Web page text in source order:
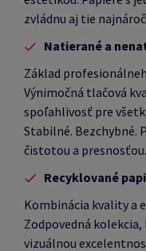
zvládnu aj tie
Natierané a
Základ
Výnimočná tlačová
spoľahlivosť pre
Stabilné. Bezchybné.
čistotou a presnosťou.
Recyklované
Kombinácia kvality a
Zodpovedná
vizuálnou